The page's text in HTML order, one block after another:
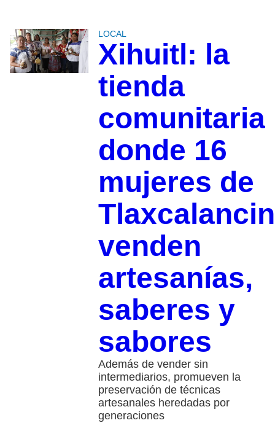
LOCAL
Xihuitl: la
tienda
comunitaria
donde 16
mujeres de
venden
artesanías,
saberes y
sabores
Además de vender sin
intermediarios, promueven la
preservación de técnicas
artesanales heredadas por
generaciones